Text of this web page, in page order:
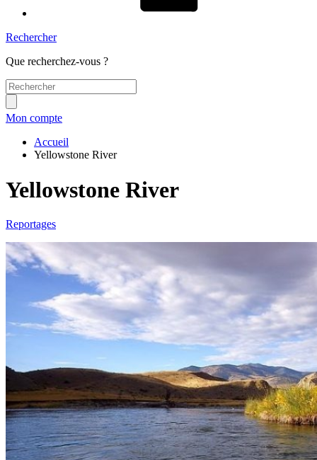
Rechercher
Que recherchez-vous ?
Mon compte
Accueil
Yellowstone River
Yellowstone River
Reportages